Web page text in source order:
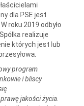
dla PSE jest
roku 2019 odbyło
realizuje
których jest lub
program
i bliscy
jakości życia.